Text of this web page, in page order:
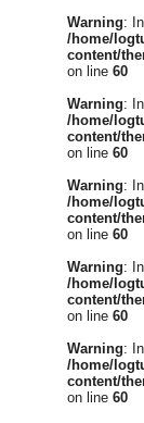
Warning:
/home/
content/
on line 60
Warning:
/home/
content/
on line 60
Warning:
/home/
content/
on line 60
Warning:
/home/
content/
on line 60
Warning:
/home/
content/
on line 60